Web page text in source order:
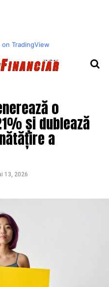
TradingView
o
și dublează
a
13, 2026